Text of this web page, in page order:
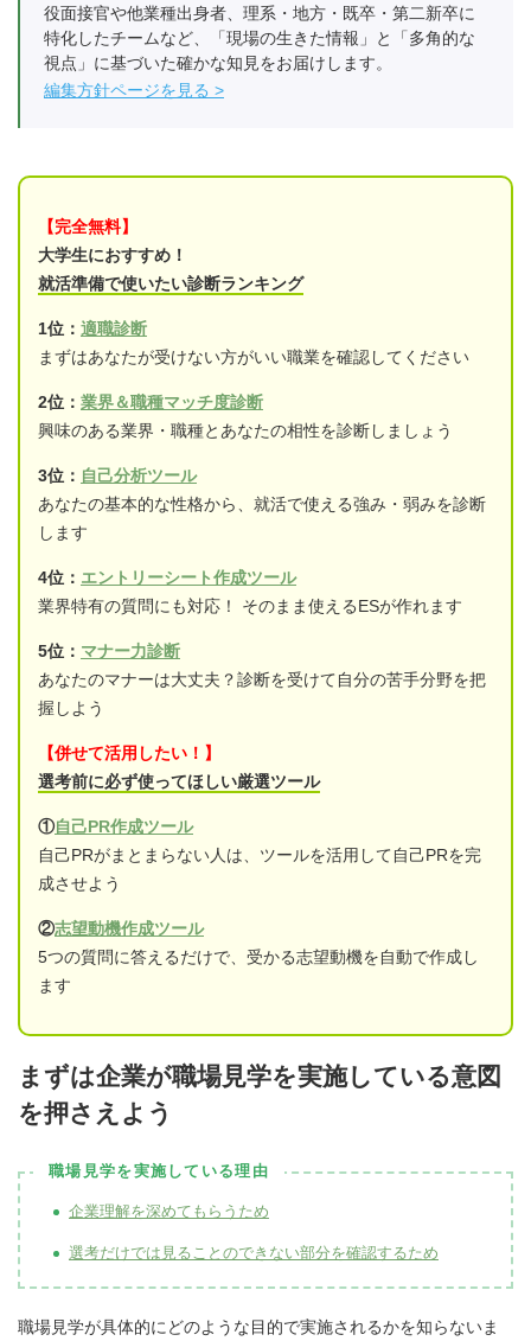
役面接官や他業種出身者、理系・地方・既卒・第二新卒に
特化したチームなど、「現場の生きた情報」と「多角的な
視点」に基づいた確かな知見をお届けします。
編集方針ページを見る
【完全無料】
大学生におすすめ！
就活準備で使いたい診断ランキング
1位： 適職診断
まずはあなたが受けない方がいい職業を確認してください
2位： 業界＆職種マッチ度診断
興味のある業界・職種とあなたの相性を診断しましょう
3位： 自己分析ツール
あなたの基本的な性格から、就活で使える強み・弱みを診断
します
4位： エントリーシート作成ツール
業界特有の質問にも対応！ そのまま使えるESが作れます
5位： マナー力診断
あなたのマナーは大丈夫？診断を受けて自分の苦手分野を把
握しよう
【併せて活用したい！】
選考前に必ず使ってほしい厳選ツール
①自己PR作成ツール
自己PRがまとまらない人は、ツールを活用して自己PRを完
成させよう
②志望動機作成ツール
5つの質問に答えるだけで、受かる志望動機を自動で作成し
ます
まずは企業が職場見学を実施している意図
を押さえよう
職場見学を実施している理由
企業理解を深めてもらうため
選考だけでは見ることのできない部分を確認するため
職場見学が具体的にどのような目的で実施されるかを知らないま